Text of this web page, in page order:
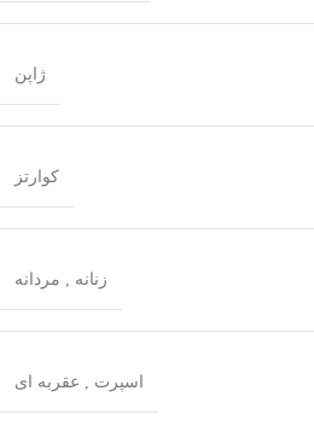
ژاپن
کوارتز
زنانه مردانه
اسپرت عقربه ای